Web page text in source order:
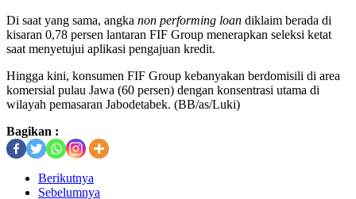
Di saat yang sama, angka non performing loan diklaim berada di
kisaran 0,78 persen lantaran FIF Group menerapkan seleksi ketat
saat menyetujui aplikasi pengajuan kredit.
Hingga kini, konsumen FIF Group kebanyakan berdomisili di area
komersial pulau Jawa (60 persen) dengan konsentrasi utama di
wilayah pemasaran Jabodetabek. (BB/as/Luki)
Bagikan :
Berikutnya
Sebelumnya